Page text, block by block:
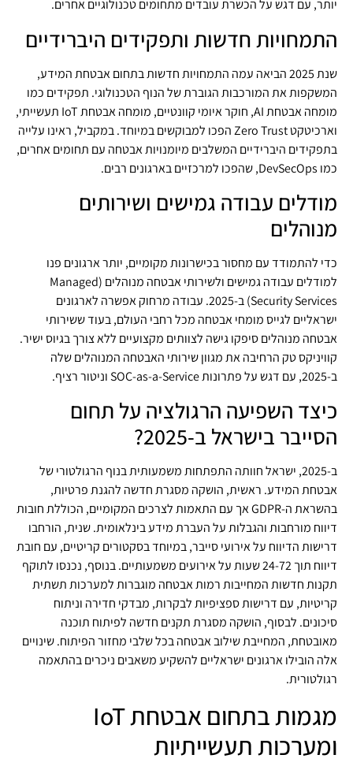
יותר, עם דגש על הכשרת עובדים מתחומים טכנולוגיים אחרים.
התמחויות חדשות ותפקידים היברידיים
שנת 2025 הביאה עמה התמחויות חדשות בתחום אבטחת המידע,
המשקפות את המורכבות הגוברת של הנוף הטכנולוגי. תפקידים כמו
מומחה אבטחת AI, חוקר איומי קוונטיים, מומחה אבטחת IoT תעשייתי,
וארכיטקט Zero Trust הפכו למבוקשים במיוחד. במקביל, ראינו עלייה
בתפקידים היברידיים המשלבים מיומנויות אבטחה עם תחומים אחרים,
כמו DevSecOps, שהפכו למרכזיים בארגונים רבים.
מודלים עבודה גמישים ושירותים
מנוהלים
כדי להתמודד עם מחסור בכישרונות מקומיים, יותר ארגונים פנו
למודלים עבודה גמישים ולשירותי אבטחה מנוהלים (Managed
Security Services) ב-2025. עבודה מרחוק אפשרה לארגונים
ישראליים לגייס מומחי אבטחה מכל רחבי העולם, בעוד ששירותי
אבטחה מנוהלים סיפקו גישה לצוותים מקצועיים ללא צורך בגיוס ישיר.
קוויניקס טק הרחיבה את מגוון שירותי האבטחה המנוהלים שלה
ב-2025, עם דגש על פתרונות SOC-as-a-Service וניטור רציף.
כיצד השפיעה הרגולציה על תחום
הסייבר בישראל ב-2025?
ב-2025, ישראל חוותה התפתחות משמעותית בנוף הרגולטורי של
אבטחת המידע. ראשית, הושקה מסגרת חדשה להגנת פרטיות,
בהשראת ה-GDPR אך עם התאמות לצרכים המקומיים, הכוללת חובות
דיווח מורחבות והגבלות על העברת מידע בינלאומית. שנית, הורחבו
דרישות הדיווח על אירועי סייבר, במיוחד בסקטורים קריטיים, עם חובת
דיווח תוך 24-72 שעות על אירועים משמעותיים. בנוסף, נכנסו לתוקף
תקנות חדשות המחייבות רמות אבטחה מוגברות למערכות תשתית
קריטיות, עם דרישות ספציפיות לבקרות, מבדקי חדירה וניתוח
סיכונים. לבסוף, הושקה מסגרת תקנים חדשה לפיתוח תוכנה
מאובטחת, המחייבת שילוב אבטחה בכל שלבי מחזור הפיתוח. שינויים
אלה הובילו ארגונים ישראליים להשקיע משאבים ניכרים בהתאמה
רגולטורית.
מגמות בתחום אבטחת IoT
ומערכות תעשייתיות